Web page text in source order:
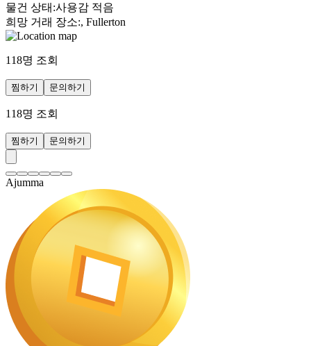
물건 상태 :사용감 적음
희망 거래 장소:, Fullerton
118명 조회
찜하기 문의하기
118명 조회
찜하기 문의하기
Ajumma